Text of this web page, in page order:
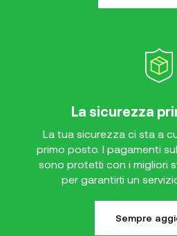
La sicurezza
La tua sicurezza ci sta a
primo posto. I pagamenti
sono protetti con i migliori
per garantirti un
Sempre